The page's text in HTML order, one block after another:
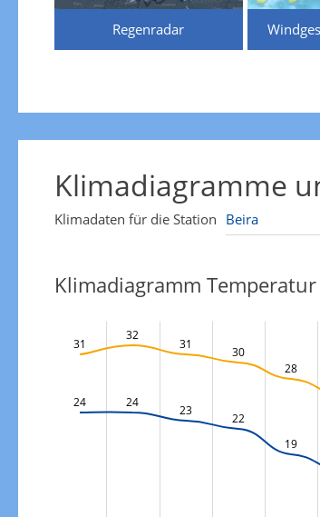
Regenradar
Klimadiagramme
Klimadaten für die Station
Klimadiagramm Temperatur
31
32
31
30
28
24 24
23
22
19